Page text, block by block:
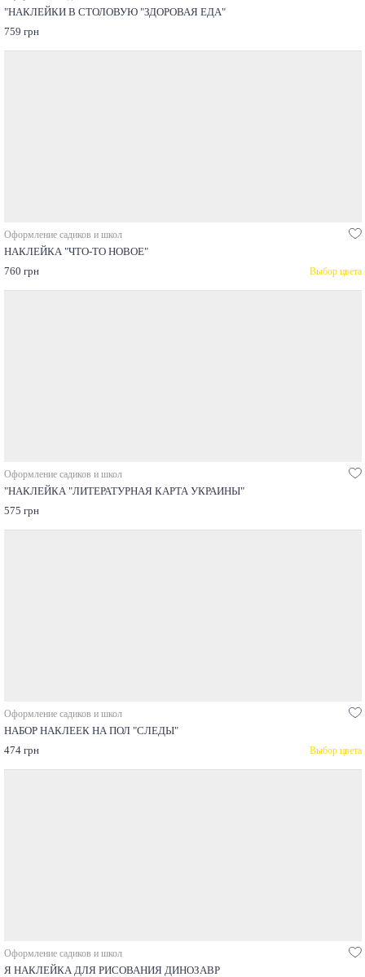
"НАКЛЕЙКИ В СТОЛОВУЮ "ЗДОРОВАЯ ЕДА"
759 грн
Оформление садиков и школ
НАКЛЕЙКА "ЧТО-ТО НОВОЕ"
760 грн
Выбор цвета
Оформление садиков и школ
"НАКЛЕЙКА "ЛИТЕРАТУРНАЯ КАРТА УКРАИНЫ"
575 грн
Оформление садиков и школ
НАБОР НАКЛЕЕК НА ПОЛ "СЛЕДЫ"
474 грн
Выбор цвета
Оформление садиков и школ
Я НАКЛЕЙКА ДЛЯ РИСОВАНИЯ ДИНОЗАВР